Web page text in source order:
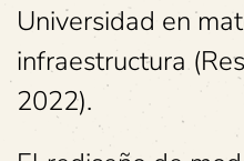
Universidad en
infraestructura
2022).